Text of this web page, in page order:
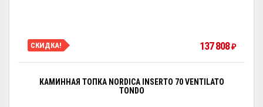
СКИДКА! 137 808 ₽
КАМИННАЯ ТОПКА NORDICA INSERTO 70 VENTILATO
TONDO